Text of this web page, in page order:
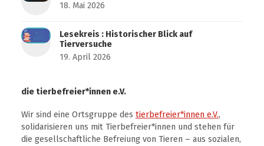
18. Mai 2026
Lesekreis : Historischer Blick auf
Tierversuche
19. April 2026
die tierbefreier*innen e.V.
Wir sind eine Ortsgruppe des tierbefreier*innen e.V.,
solidarisieren uns mit Tierbefreier*innen und stehen für
die gesellschaftliche Befreiung von Tieren – aus sozialen,